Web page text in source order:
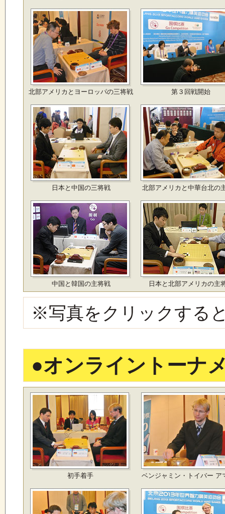
北部アメリカとヨーロッパの三将戦 第３回戦開始
日本と中国の三将戦 北部アメリカと中華台北の
中国と韓国の主将戦 日本と北部アメリカの主
※写真をクリックする
●オンライントーナ
初手着手 ベンジャミン・トイバー ア